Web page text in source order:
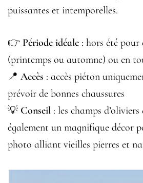
puissantes et intemporelles.
👉 Période idéale : hors été
(printemps ou automne) ou en
📍 Accès : accès piéton
prévoir de bonnes chaussures
💡 Conseil : les champs
également un magnifique décor
photo alliant vieilles pierres et